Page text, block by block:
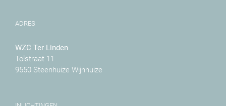
ADRES
WZC Ter Linden
Tolstraat 11
9550 Steenhuize Wijnhuize